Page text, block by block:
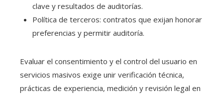
clave y resultados de auditorías.
Política de terceros: contratos que exijan honorar
preferencias y permitir auditoría.
Evaluar el consentimiento y el control del usuario en
servicios masivos exige unir verificación técnica,
prácticas de experiencia, medición y revisión legal en